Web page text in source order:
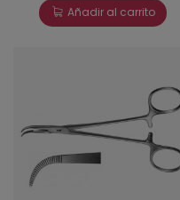
Añadir al carrito